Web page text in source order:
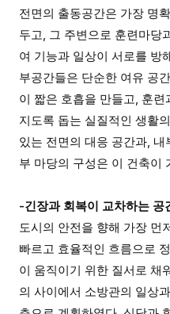
전면의 출동공간은 가장 명
두고, 그 주변으로 훈련마당
여 기능과 일상이 서로를 방
부공간들은 단순한 여유 공
이 짧은 호흡을 만들고, 훈
지도록 돕는 실질적인 생활
있는 전면의 대응 공간과,
부 마당의 구성은 이 건축이
-긴장과 회복이 교차하는 공
도시의 안전을 향해 가장 먼
빠르고 효율적인 흐름으로
이 움직이기 위한 질서로 채
의 사이에서 소방관의 일상